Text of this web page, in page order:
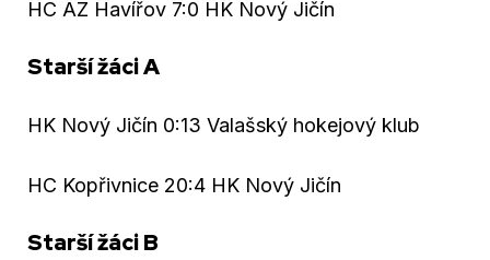
HC AZ Havířov 7:0 HK Nový Jičín
Starší žáci A
HK Nový Jičín 0:13 Valašský hokejový klub
HC Kopřivnice 20:4 HK Nový Jičín
Starší žáci B